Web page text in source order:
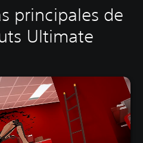
principales de
Ultimate